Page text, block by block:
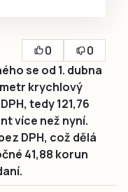
0
0
se od 1. dubna
krychlový
tedy 121,76
více než nyní.
DPH, což dělá
41,88 korun